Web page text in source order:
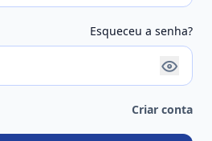
Esqueceu a senha?
Criar conta